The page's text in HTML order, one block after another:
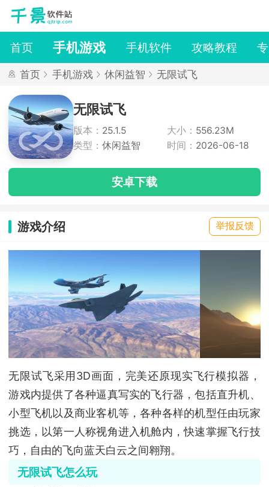
首页 手机游戏 手机软件 攻略教程
首页 手机游戏 休闲益智 无限试飞
无限试飞
版本： 25.1.5 大小： 556.23M
类型： 休闲益智 时间： 2026-06-18
安卓下载
游戏介绍 举报反馈
无限试飞采用3D画面，完美还原现实飞行模拟器，
游戏内提供了各种逼真写实的飞行器，包括直升机、
小型飞机以及商业客机等，各种各样的机型任由玩家
挑选，以第一人称视角进入机舱内，快速掌握飞行技
巧，自由的飞向蓝天白云之间翱翔。
无限试飞怎么玩